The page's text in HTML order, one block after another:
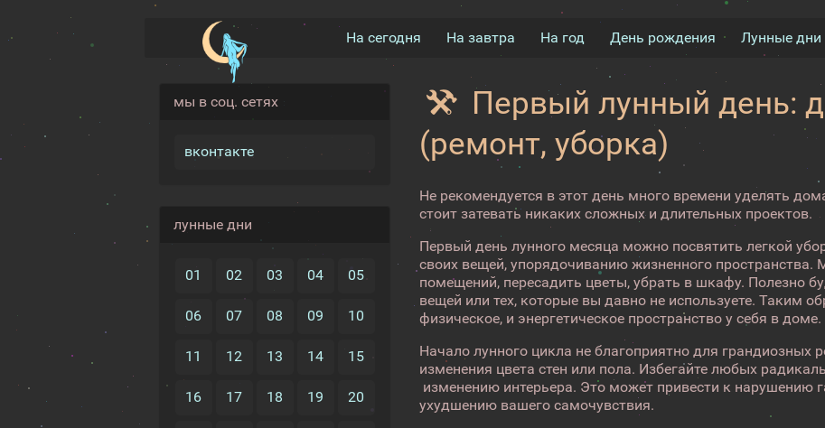
На сегодня На завтра На год День рождения Лунные дни
мы в соц. сетях
вконтакте
лунные дни
01 02 03 04 05
06 07 08 09 10
11 12 13 14 15
16 17 18 19 20
Первый лунный день:
(ремонт, уборка)
Не рекомендуется в этот день много времени уделять
стоит затевать никаких сложных и длительных проектов.
Первый день лунного месяца можно посвятить легкой
своих вещей, упорядочиванию жизненного пространства.
помещений, пересадить цветы, убрать в шкафу. Полезно
вещей или тех, которые вы давно не используете. Таким
физическое, и энергетическое пространство у себя в доме.
Начало лунного цикла не благоприятно для грандиозных
изменения цвета стен или пола. Избегайте любых
изменению интерьера. Это может привести к нарушению
ухудшению вашего самочувствия.